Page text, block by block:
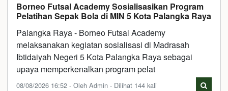
Borneo Futsal Academy Sosialisasikan Program
Pelatihan Sepak Bola di MIN 5 Kota Palangka Raya
Palangka Raya - Borneo Futsal Academy
melaksanakan kegiatan sosialisasi di Madrasah
Ibtidaiyah Negeri 5 Kota Palangka Raya sebagai
upaya memperkenalkan program pelat
08/08/2026 16:52 - Oleh Admin - Dilihat 144 kali